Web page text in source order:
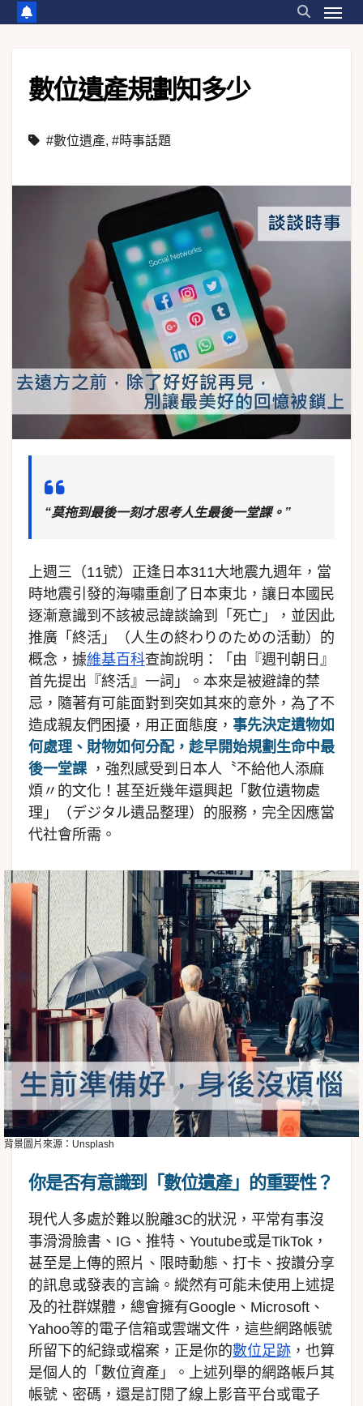
數位遺產規劃知多少
#數位遺產, #時事話題
“莫拖到最後一刻才思考人生最後一堂課。”
上週三（11號）正逢日本311大地震九週年，當
時地震引發的海嘯重創了日本東北，讓日本國民
逐漸意識到不該被忌諱談論到「死亡」，並因此
推廣「終活」（人生の終わりのための活動）的
概念，據維基百科查詢說明：「由『週刊朝日』
首先提出『終活』一詞」。本來是被避諱的禁
忌，隨著有可能面對到突如其來的意外，為了不
造成親友們困擾，用正面態度， 事先決定遺物如
何處理、財物如何分配，趁早開始規劃生命中最
後一堂課 ，強烈感受到日本人〝不給他人添麻
煩〃的文化！甚至近幾年還興起「數位遺物處
理」（デジタル遺品整理）的服務，完全因應當
代社會所需。
背景圖片來源：Unsplash
你是否有意識到「數位遺產」的重要性？
現代人多處於難以脫離3C的狀況，平常有事沒
事滑滑臉書、IG、推特、Youtube或是TikTok，
甚至是上傳的照片、限時動態、打卡、按讚分享
的訊息或發表的言論。縱然有可能未使用上述提
及的社群媒體，總會擁有Google、Microsoft、
Yahoo等的電子信箱或雲端文件，這些網路帳號
所留下的紀錄或檔案，正是你的數位足跡 ，也算
是個人的「數位資產」。上述列舉的網路帳戶其
帳號、密碼，還是訂閱了線上影音平台或電子